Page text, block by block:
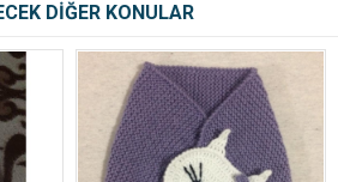
DİĞER KONULAR